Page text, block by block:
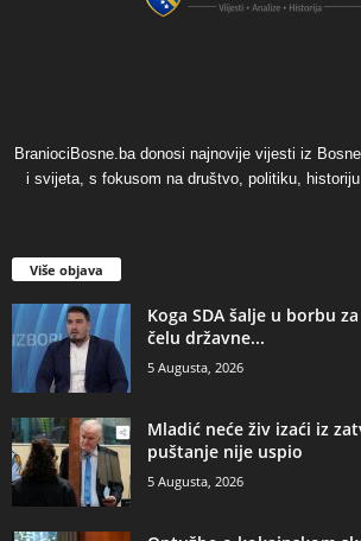
BraniociBosne.ba donosi najnovije vijesti iz
i svijeta, s fokusom na društvo, politiku,
Više objava
​Koga SDA šalje u borbu
čelu državne...
5 Augusta, 2026
​Mladić neće živ izaći iz
puštanje nije uspio
5 Augusta, 2026